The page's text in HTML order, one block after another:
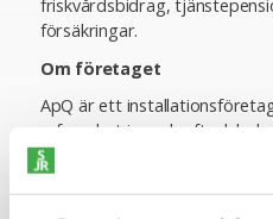
friskvårdsbidrag,
försäkringar.
Om företaget
ApQ är ett
erfarenhet inom kraft, el,
brand/säkerhet samt
att vi kan ta oss an mycket